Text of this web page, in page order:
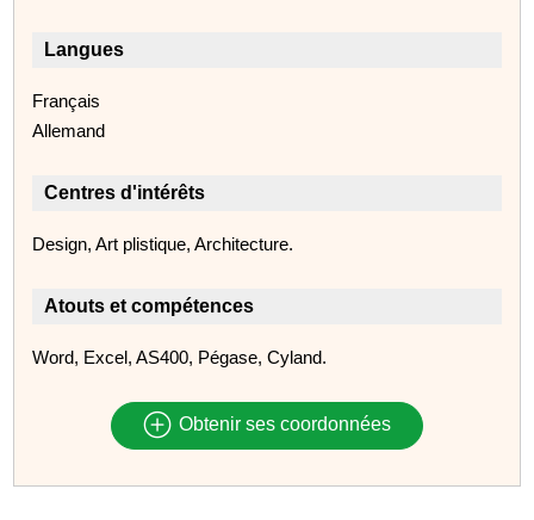
Langues
Français
Allemand
Centres d'intérêts
Design, Art plistique, Architecture.
Atouts et compétences
Word, Excel, AS400, Pégase, Cyland.
Obtenir ses coordonnées